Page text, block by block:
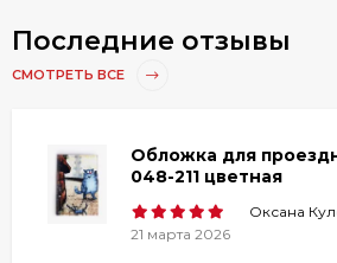
Последние отзывы
СМОТРЕТЬ ВСЕ
Обложка для
048-211 цветная
Оксана
21 марта 2026